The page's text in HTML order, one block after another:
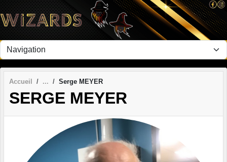
Accueil Serge MEYER
SERGE MEYER
Panneau de gestion des cookies